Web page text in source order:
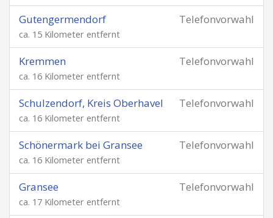
Telefonvorwahl
Gutengermendorf
ca. 15 Kilometer entfernt
Telefonvorwahl
Kremmen
ca. 16 Kilometer entfernt
Telefonvorwahl
Schulzendorf, Kreis Oberhavel
ca. 16 Kilometer entfernt
Telefonvorwahl
Schönermark bei Gransee
ca. 16 Kilometer entfernt
Telefonvorwahl
Gransee
ca. 17 Kilometer entfernt